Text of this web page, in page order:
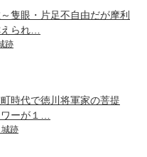
隻眼・片足不自由だが摩利
られ…
跡
時代で徳川将軍家の菩提
ーが１…
城跡